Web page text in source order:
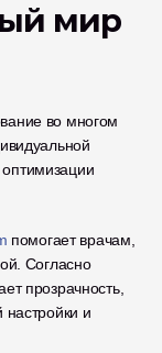
мир
во многом
помогает врачам,
Согласно
прозрачность,
настройки и